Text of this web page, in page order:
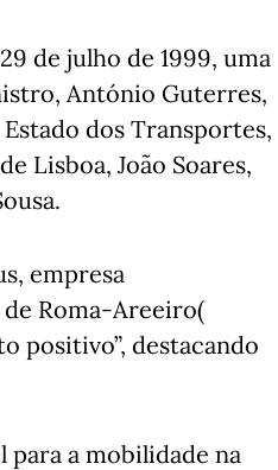
de julho de 1999, uma
António Guterres,
dos Transportes,
Lisboa, João Soares,
empresa
Roma-Areeiro(
positivo”, destacando
para a mobilidade na